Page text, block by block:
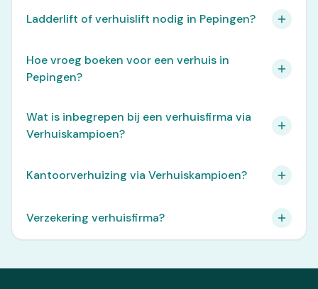
Ladderlift of verhuislift nodig in Pepingen?
Hoe vroeg boeken voor een verhuis in
Pepingen?
Wat is inbegrepen bij een verhuisfirma via
Verhuiskampioen?
Kantoorverhuizing via Verhuiskampioen?
Verzekering verhuisfirma?